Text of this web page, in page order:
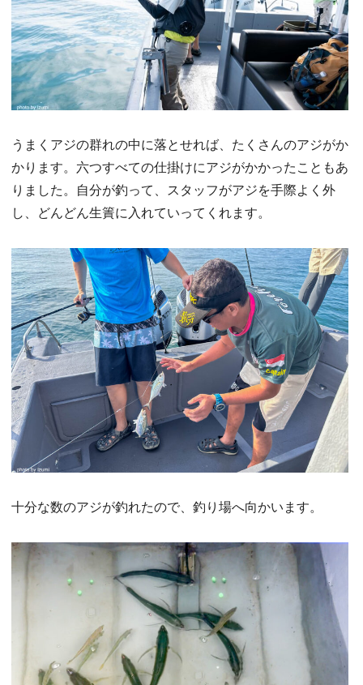
うまくアジの群れの中に落とせれば、たくさんのアジがか
かります。六つすべての仕掛けにアジがかかったこともあ
りました。自分が釣って、スタッフがアジを手際よく外
し、どんどん生簀に入れていってくれます。
十分な数のアジが釣れたので、釣り場へ向かいます。